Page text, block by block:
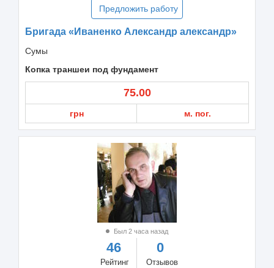
Предложить работу
Бригада «Иваненко Александр александр»
Сумы
Копка траншеи под фундамент
75.00
грн м. пог.
Был 2 часа назад
46
Рейтинг
0
Отзывов